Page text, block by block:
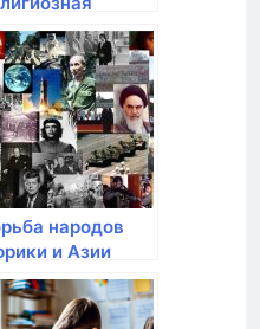
в
империи
народов
и Азии